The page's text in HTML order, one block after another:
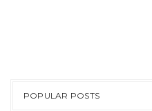
POPULAR POSTS